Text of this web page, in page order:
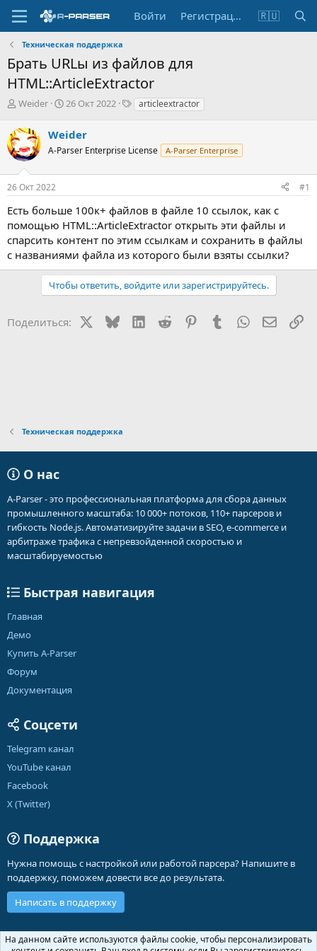
Войти Регистрация 🇷🇺
Техническая поддержка
Брать URLы из файлов для
HTML::ArticleExtractor
А
т
о
р
е
м
Weider
Д
т
а
н
ч
а
26 Окт 2022
Тarticleextractor
Weider
A-Parser Enterprise License A-Parser Enterprise
26 Окт 2022 #1
Есть больше 100к+ файлов в файле 10 ссылок, как с
помощью HTML::ArticleExtractor открыть эти файлы и
спарсить контент по этим ссылкам и сохранить в файлы
с названиями файла из которого были взяты ссылки?
Чтобы ответить, войдите или зарегистрируйтесь.
Поделиться: BlueskyLinkedIn
Reddit PinterestTumblr WhatsApp
Техническая поддержка
О нас
A-Parser - это профессиональная платформа для сбора данных
промышленного масштаба: 10 000+ потоков, 110+ парсеров и
гибкость Node.js. Автоматизируйте задачи в SEO, e-commerce и
арбитраже трафика с непревзойденной скоростью и
масштабируемостью
Быстрая навигация
Главная
Демо
Купить A-Parser
Форум
Документация
Соцсети
Telegram канал
YouTube канал
Facebook
X (Twitter)
Поддержка
Нужна помощь с настройкой или работой парсера? Напишите в
поддержку, поможем довести все до результата.
Написать в поддержку
Russian (RU)
На данном сайте используются файлы cookie, чтобы персонализировать